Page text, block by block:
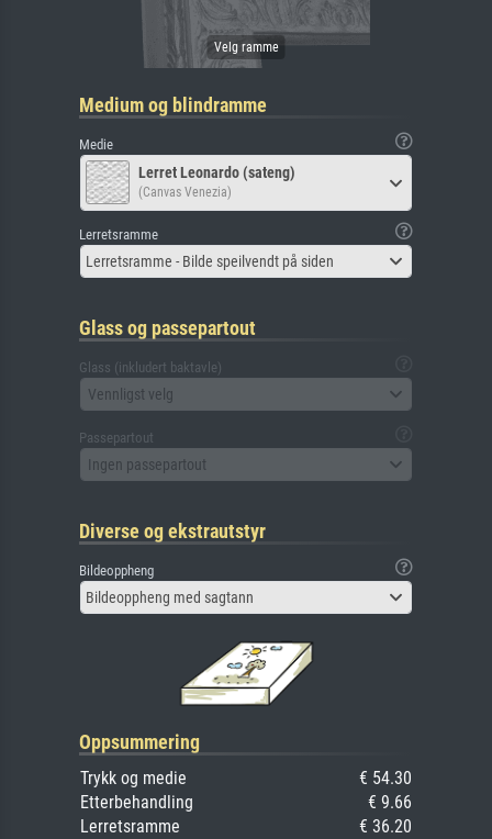
Medium og blindramme
Medie
Lerret Leonardo (sateng)
(Canvas Venezia)
Lerretsramme
Lerretsramme - Bilde speilvendt på siden
Glass og passepartout
Glass (inkludert baktavle)
Vennligst velg
Passepartout
Ingen passepartout
Diverse og ekstrautstyr
Bildeoppheng
Bildeoppheng med sagtann
Oppsummering
Trykk og medie
€ 54.30
Etterbehandling
€ 9.66
Lerretsramme
€ 36.20